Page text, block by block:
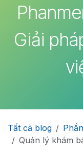
Giải
Tất cả blog
Quản lý khám bảo lãnh viện